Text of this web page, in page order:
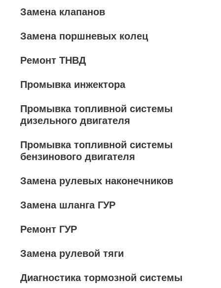
Замена клапанов
Замена поршневых колец
Ремонт ТНВД
Промывка инжектора
Промывка топливной системы
дизельного двигателя
Промывка топливной системы
бензинового двигателя
Замена рулевых наконечников
Замена шланга ГУР
Ремонт ГУР
Замена рулевой тяги
Диагностика тормозной системы